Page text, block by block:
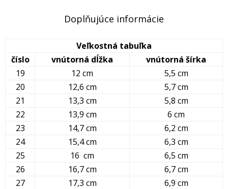
Doplňujúce informácie
Veľkostná tabuľka
číslo
vnútorná dĺžka
vnútorná šírka
19
12 cm
5,5 cm
20
12,6 cm
5,7 cm
21
13,3 cm
5,8 cm
22
13,9 cm
6 cm
23
14,7 cm
6,2 cm
24
15,4 cm
6,3 cm
25
16 cm
6,5 cm
26
16,7 cm
6,7 cm
27
17,3 cm
6,9 cm